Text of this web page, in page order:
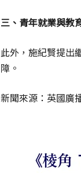
三、青年就業與教
此外，施紀賢提出
障。
新聞來源：英國廣